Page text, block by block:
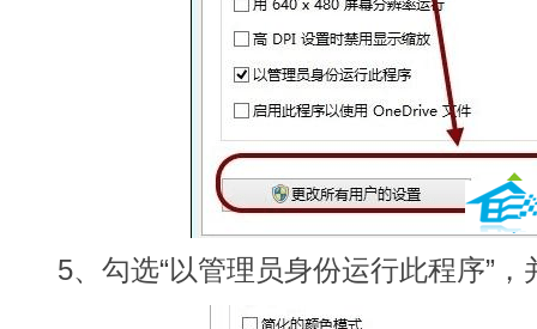
5、勾选“以管理员身份运行此程序”